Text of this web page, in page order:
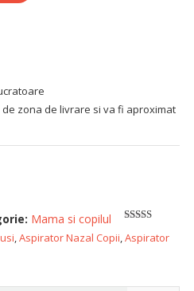
zona de livrare si va fi aproximat
Mama si copilul
,Aspirator Nazal Copii,Aspirator